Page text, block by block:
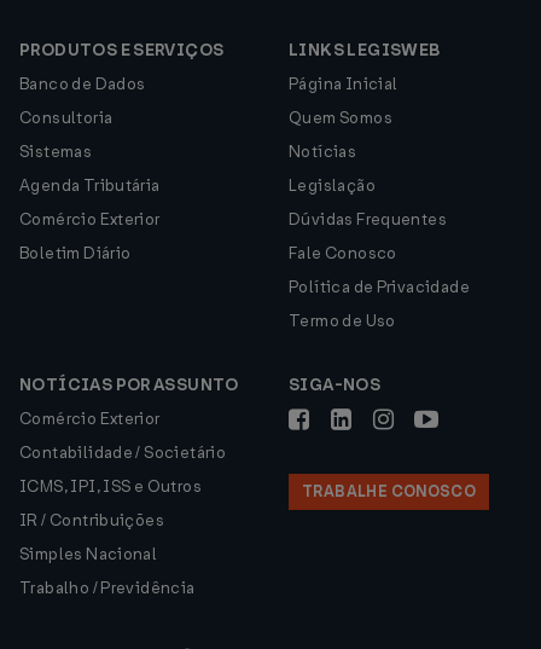
PRODUTOS E SERVIÇOS
Banco de Dados
Consultoria
Sistemas
Agenda Tributária
Comércio Exterior
Boletim Diário
LINKS LEGISWEB
Página Inicial
Quem Somos
Notícias
Legislação
Dúvidas Frequentes
Fale Conosco
Política de Privacidade
Termo de Uso
NOTÍCIAS POR ASSUNTO
Comércio Exterior
Contabilidade / Societário
ICMS, IPI, ISS e Outros
IR / Contribuições
Simples Nacional
Trabalho / Previdência
SIGA-NOS
TRABALHE CONOSCO